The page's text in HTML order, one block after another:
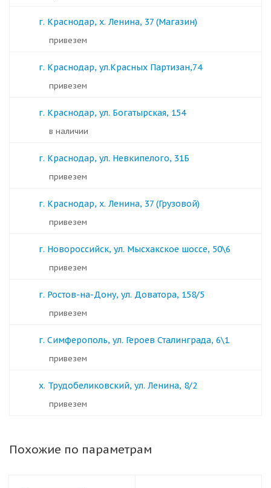
г. Краснодар, х. Ленина, 37 (Магазин)
Привезем
г. Краснодар, ул.Красных Партизан,74
Привезем
г. Краснодар, ул. Богатырская, 154
в наличии
г. Краснодар, ул. Невкипелого, 31Б
Привезем
г. Краснодар, х. Ленина, 37 (Грузовой)
Привезем
г. Новороссийск, ул. Мысхакское шоссе, 50\6
Привезем
г. Ростов-на-Дону, ул. Доватора, 158/5
Привезем
г. Симферополь, ул. Героев Сталинграда, 6\1
Привезем
х. Трудобеликовский, ул. Ленина, 8/2
Привезем
Похожие по параметрам